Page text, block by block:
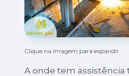
Clique na imagem para expandir
A onde tem assistência